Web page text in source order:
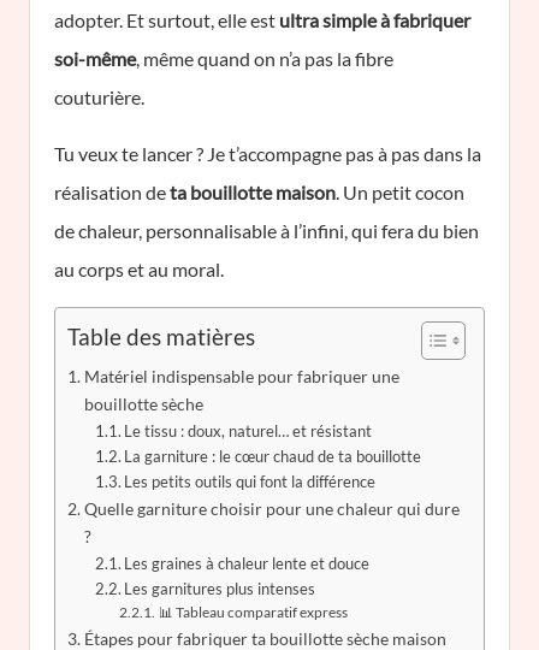
adopter. Et surtout, elle est ultra simple à fabriquer
soi-même, même quand on n’a pas la fibre
couturière.
Tu veux te lancer ? Je t’accompagne pas à pas dans la
réalisation deta bouillotte maison. Un petit cocon
de chaleur, personnalisable à l’infini, qui fera du bien
au corps et au moral.
Table des matières
Matériel indispensable pour fabriquer une
bouillotte sèche
Le tissu : doux, naturel… et résistant
La garniture : le cœur chaud de ta bouillotte
Les petits outils qui font la différence
Quelle garniture choisir pour une chaleur qui dure
?
Les graines à chaleur lente et douce
Les garnitures plus intenses
📊 Tableau comparatif express
Étapes pour fabriquer ta bouillotte sèche maison